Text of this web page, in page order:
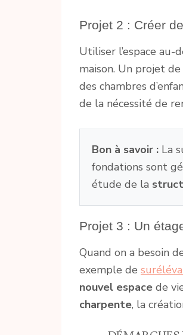
Projet 2 : Créer
Utiliser l’espace
maison. Un projet de
des chambres
de la nécessité de
Bon à savoir : La
fondations sont
étude de la
Projet 3 : Un
Quand on a besoin
exemple de
nouvel espace de
charpente, la